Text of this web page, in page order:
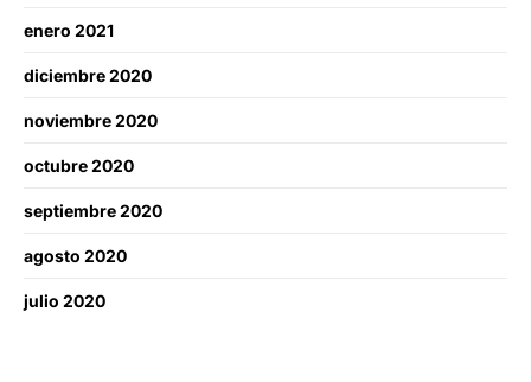
enero 2021
diciembre 2020
noviembre 2020
octubre 2020
septiembre 2020
agosto 2020
julio 2020